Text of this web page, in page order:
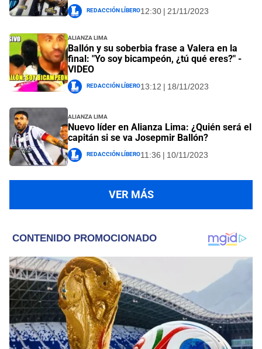
Redacción Líbero12:30 | 21/11/2023
Alianza Lima
Ballón y su soberbia frase a Valera en la
final: "Yo soy bicampeón, ¿tú qué eres?" -
VIDEO
Redacción Líbero13:12 | 18/11/2023
Alianza Lima
Nuevo líder en Alianza Lima: ¿Quién será el
capitán si se va Josepmir Ballón?
Redacción Líbero11:36 | 10/11/2023
VER MÁS